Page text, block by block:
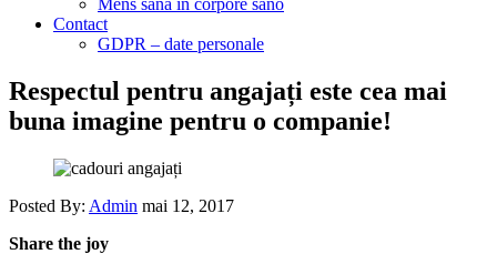
Contact
GDPR – date personale
Respectul pentru angajați este cea mai
buna imagine pentru o companie!
Posted By: Admin mai 12, 2017
Share the joy